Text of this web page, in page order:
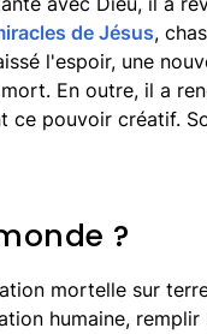
de Jésus,
l'espoir, une
En outre, il a
ce pouvoir créatif.
?
mortelle sur
humaine, remplir